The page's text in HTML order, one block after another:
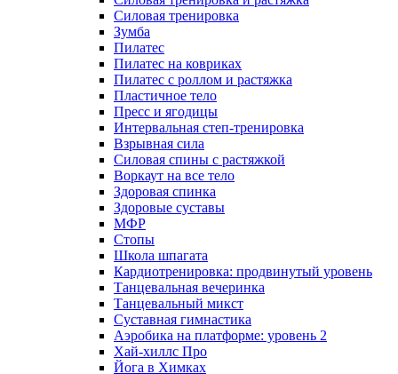
Силовая тренировка
Зумба
Пилатес
Пилатес на ковриках
Пилатес с роллом и растяжка
Пластичное тело
Пресс и ягодицы
Интервальная степ-тренировка
Взрывная сила
Силовая спины с растяжкой
Воркаут на все тело
Здоровая спинка
Здоровые суставы
МФР
Стопы
Школа шпагата
Кардиотренировка: продвинутый уровень
Танцевальная вечеринка
Танцевальный микст
Суставная гимнастика
Аэробика на платформе: уровень 2
Хай-хиллс Про
Йога в Химках